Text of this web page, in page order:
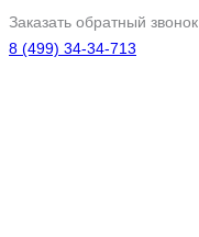
Заказать обратный звонок
8 (499) 34-34-713